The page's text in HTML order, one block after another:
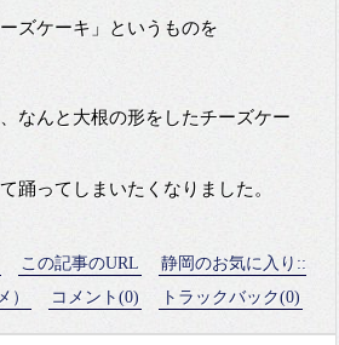
ズケーキ」というものを
なんと大根の形をしたチーズケー
踊ってしまいたくなりました。
この記事のURL
静岡のお気に入り::
）
コメント(0) トラックバック(0)